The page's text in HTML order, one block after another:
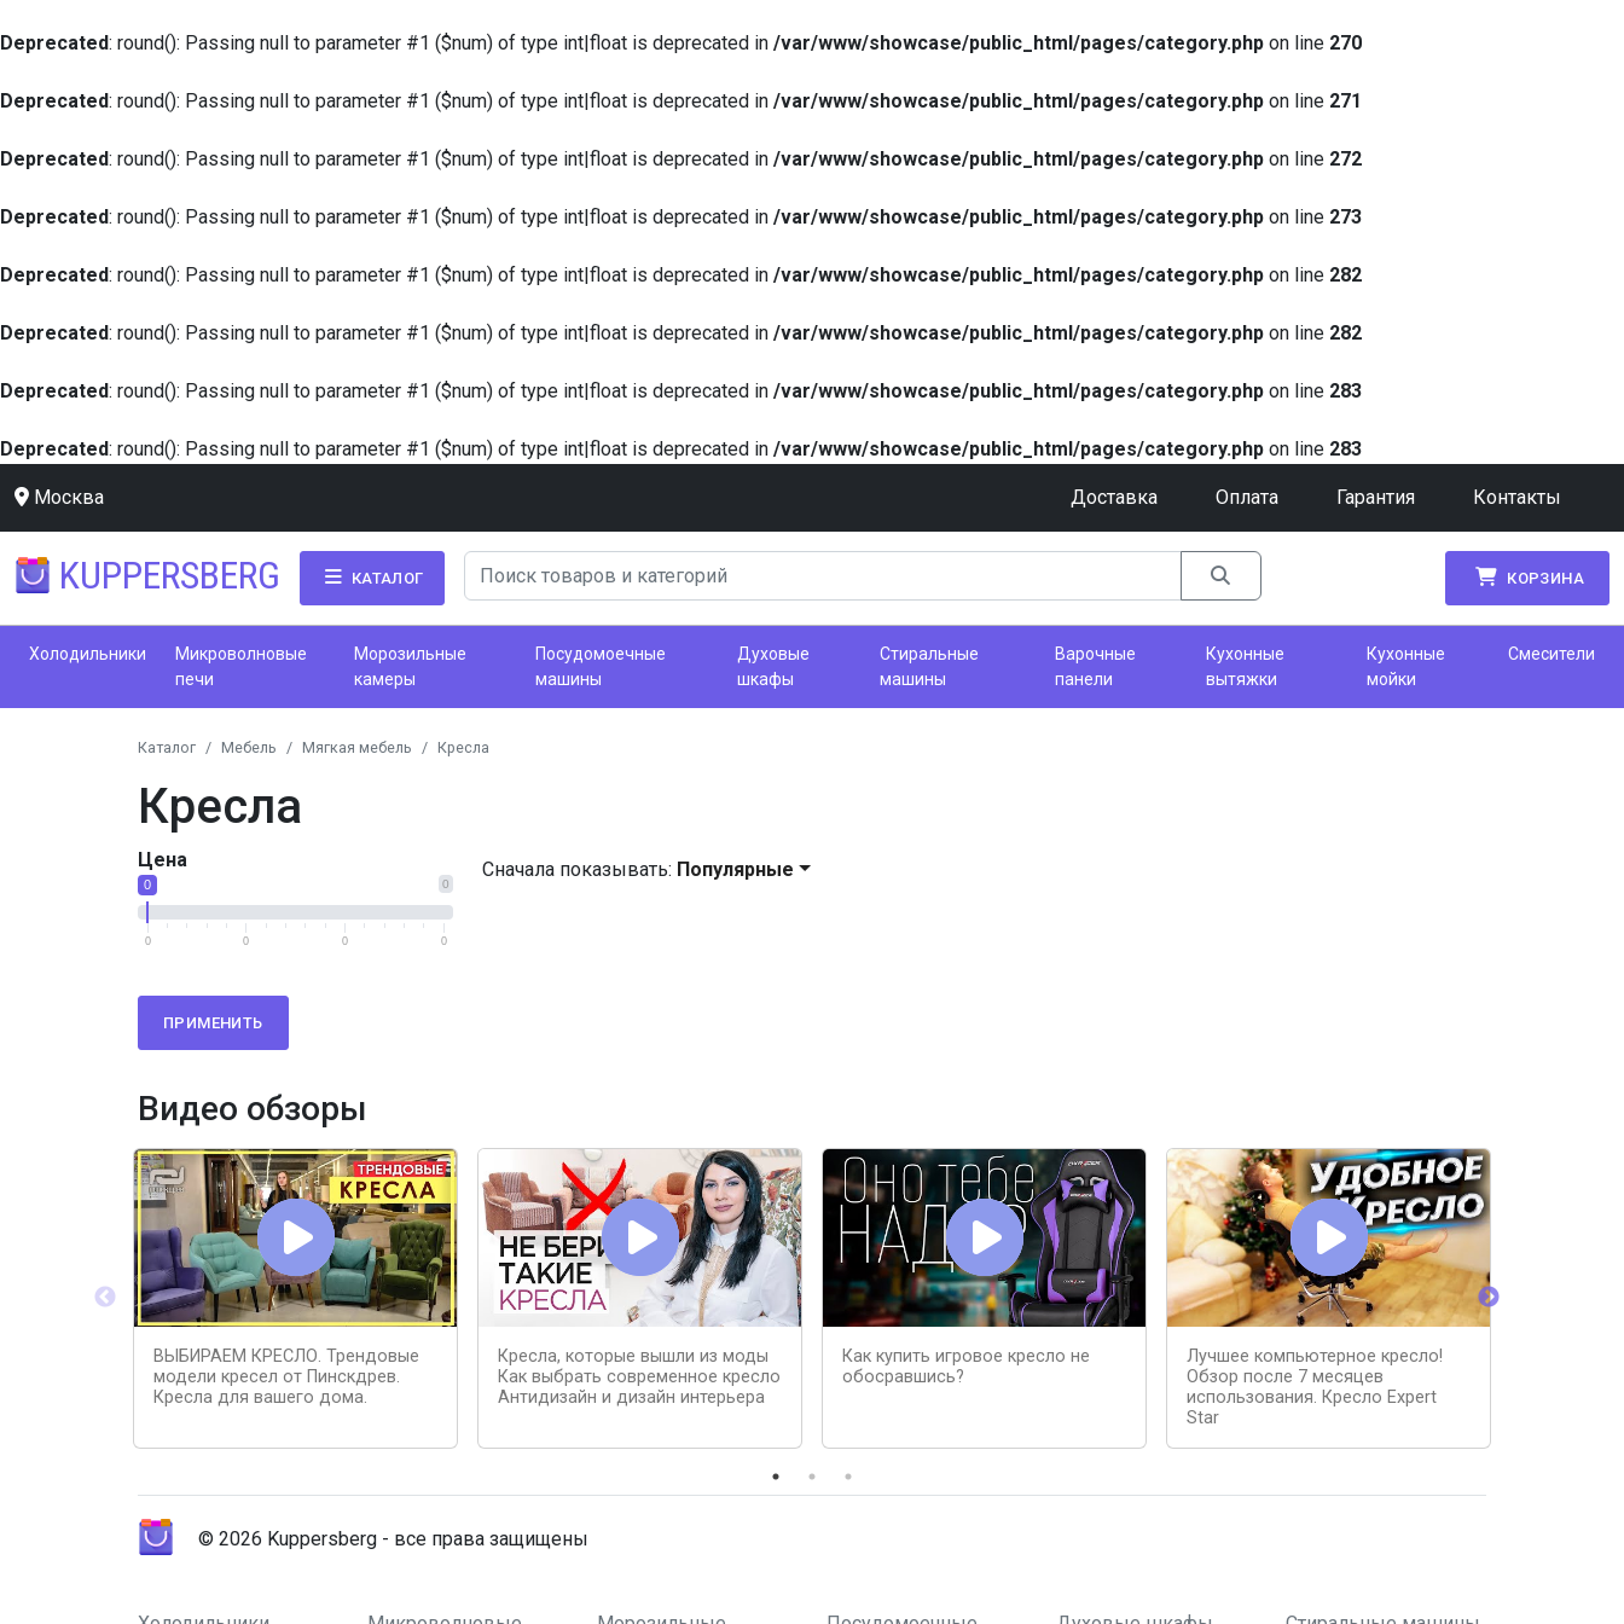
Deprecated: round(): Passing null to parameter #1 ($num) of type int|float is deprecated in /var/www/showcase/public_html/pages/category.php on line 270
Deprecated: round(): Passing null to parameter #1 ($num) of type int|float is deprecated in /var/www/showcase/public_html/pages/category.php on line 271
Deprecated: round(): Passing null to parameter #1 ($num) of type int|float is deprecated in /var/www/showcase/public_html/pages/category.php on line 272
Deprecated: round(): Passing null to parameter #1 ($num) of type int|float is deprecated in /var/www/showcase/public_html/pages/category.php on line 273
Deprecated: round(): Passing null to parameter #1 ($num) of type int|float is deprecated in /var/www/showcase/public_html/pages/category.php on line 282
Deprecated: round(): Passing null to parameter #1 ($num) of type int|float is deprecated in /var/www/showcase/public_html/pages/category.php on line 282
Deprecated: round(): Passing null to parameter #1 ($num) of type int|float is deprecated in /var/www/showcase/public_html/pages/category.php on line 283
Deprecated: round(): Passing null to parameter #1 ($num) of type int|float is deprecated in /var/www/showcase/public_html/pages/category.php on line 283
Москва Доставка Оплата Гарантия Контакты
KUPPERSBERG КАТАЛОГ КОРЗИНА
Холодильники
Микроволновые
печи
Морозильные
камеры
Посудомоечные
машины
Духовые
шкафы
Стиральные
машины
Варочные
панели
Кухонные
вытяжки
Кухонные
мойки
Смесители
Каталог Мебель Мягкая мебель Кресла
Кресла
Цена
0
0
0 0 0 0
ПРИМЕНИТЬ
Сначала показывать: Популярные
Видео обзоры
ВЫБИРАЕМ КРЕСЛО. Трендовые
модели кресел от Пинскдрев.
Кресла для вашего дома.
Кресла, которые вышли из моды
Как выбрать современное кресло
Антидизайн и дизайн интерьера
Как купить игровое кресло не
обосравшись?
Лучшее компьютерное кресло!
Обзор после 7 месяцев
использования. Кресло Expert
Star
© 2026 Kuppersberg - все права защищены